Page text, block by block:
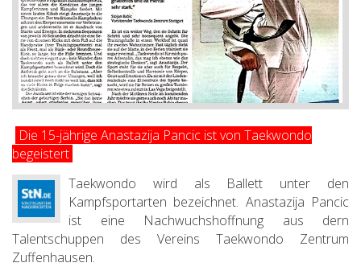
Die 15-jährige Anastazija Pancic ist von Taekwondo
begeistert
Taekwondo wird als Ballett unter den
Kampfsportarten bezeichnet. Anastazija Pancic
ist eine Nachwuchshoffnung aus dern
Talentschuppen des Vereins Taekwondo Zentrum
Zuffenhausen.